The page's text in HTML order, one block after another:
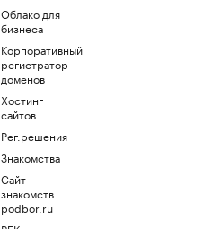
Облако для
бизнеса
Корпоративный
регистратор
доменов
Хостинг
сайтов
Рег.решения
Знакомства
Сайт
знакомств
podbor.ru